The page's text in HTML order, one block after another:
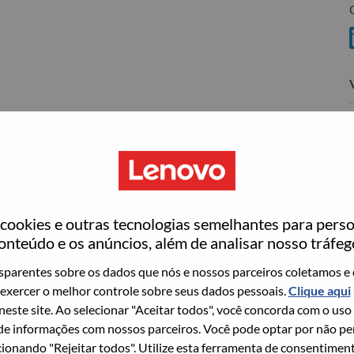
e outras tecnologias semelhantes para
e os anúncios, além de analisar nosso
sobre os dados que nós e nossos parceiros coletamos
o melhor controle sobre seus dados pessoais.Clique aqui
site. Ao selecionar "Aceitar todos", você concorda com o uso
informações com nossos parceiros. Você pode optar por não
"Rejeitar todos". Utilize esta ferramenta de
we do. We WOW our customers.
powerhouse, ranked #153 in the Fortune Global
in 180 markets. Focused on a bold vision to deliver
its success as the world’s largest PC company with a full-
optimized devices (PCs, workstations, smartphones,
high performance computing and software defined
Lenovo’s continued investment in world-changing